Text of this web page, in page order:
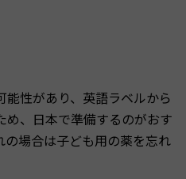
性があり、英語ラベルから
め、日本で準備するのがおす
場合は子ども用の薬を忘れ